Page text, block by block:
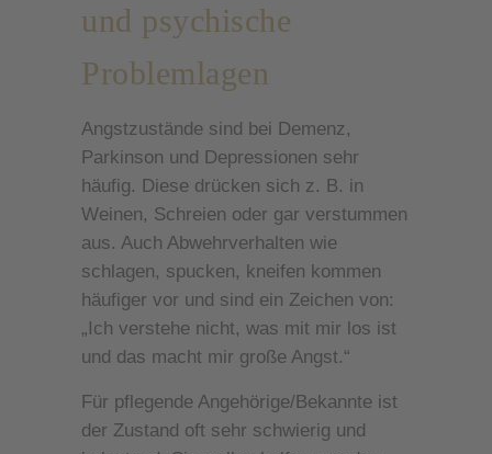
und psychische
Problemlagen
Angstzustände sind bei Demenz,
Parkinson und Depressionen sehr
häufig. Diese drücken sich z. B. in
Weinen, Schreien oder gar verstummen
aus. Auch Abwehrverhalten wie
schlagen, spucken, kneifen kommen
häufiger vor und sind ein Zeichen von:
„Ich verstehe nicht, was mit mir los ist
und das macht mir große Angst.“
Für pflegende Angehörige/Bekannte ist
der Zustand oft sehr schwierig und